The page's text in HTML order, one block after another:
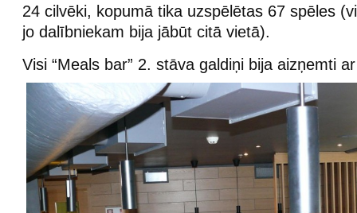
24 cilvēki, kopumā tika uzspēlētas 67 spēles
jo dalībniekam bija jābūt citā vietā).
Visi “Meals bar” 2. stāva galdiņi bija aizņemti